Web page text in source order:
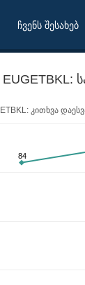
ჩვენს შესახებ
EUGETBKL:
კითხვა
84
მიერ